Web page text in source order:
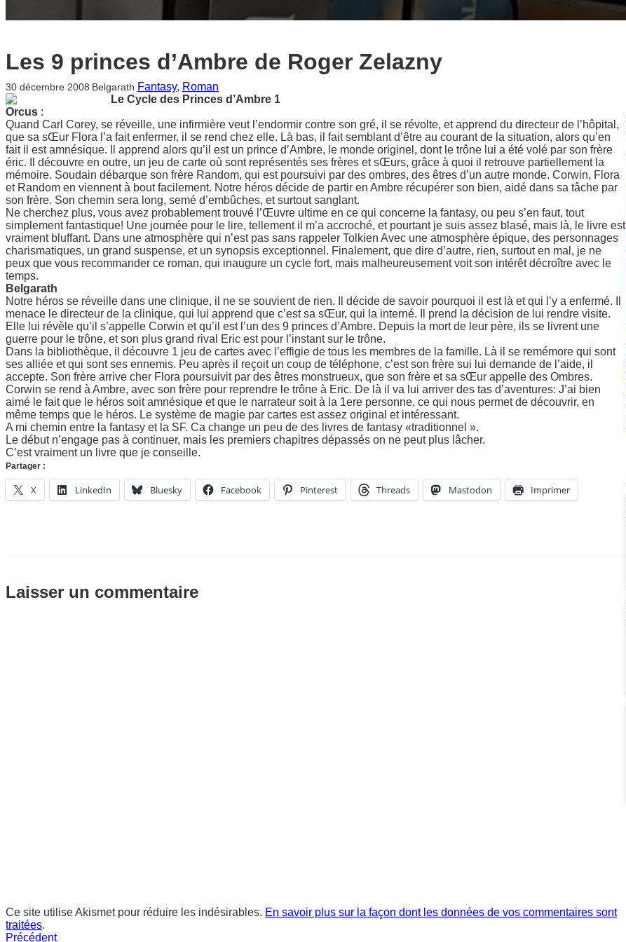
Les 9 princes d’Ambre de Roger Zelazny
30 décembre 2008 Belgarath Fantasy, Roman
Le Cycle des Princes d’Ambre 1
Orcus :
Quand Carl Corey, se réveille, une infirmière veut l’endormir contre son gré, il se révolte, et apprend du directeur de l’hôpital,
que sa sŒur Flora l’a fait enfermer, il se rend chez elle. Là bas, il fait semblant d’être au courant de la situation, alors qu’en
fait il est amnésique. Il apprend alors qu’il est un prince d’Ambre, le monde originel, dont le trône lui a été volé par son frère
éric. Il découvre en outre, un jeu de carte où sont représentés ses frères et sŒurs, grâce à quoi il retrouve partiellement la
mémoire. Soudain débarque son frère Random, qui est poursuivi par des ombres, des êtres d’un autre monde. Corwin, Flora
et Random en viennent à bout facilement. Notre héros décide de partir en Ambre récupérer son bien, aidé dans sa tâche par
son frère. Son chemin sera long, semé d’embûches, et surtout sanglant.
Ne cherchez plus, vous avez probablement trouvé l’Œuvre ultime en ce qui concerne la fantasy, ou peu s’en faut, tout
simplement fantastique! Une journée pour le lire, tellement il m’a accroché, et pourtant je suis assez blasé, mais là, le livre est
vraiment bluffant. Dans une atmosphère qui n’est pas sans rappeler Tolkien Avec une atmosphère épique, des personnages
charismatiques, un grand suspense, et un synopsis exceptionnel. Finalement, que dire d’autre, rien, surtout en mal, je ne
peux que vous recommander ce roman, qui inaugure un cycle fort, mais malheureusement voit son intérêt décroître avec le
temps.
Belgarath
Notre héros se réveille dans une clinique, il ne se souvient de rien. Il décide de savoir pourquoi il est là et qui l’y a enfermé. Il
menace le directeur de la clinique, qui lui apprend que c’est sa sŒur, qui la interné. Il prend la décision de lui rendre visite.
Elle lui révèle qu’il s’appelle Corwin et qu’il est l’un des 9 princes d’Ambre. Depuis la mort de leur père, ils se livrent une
guerre pour le trône, et son plus grand rival Eric est pour l’instant sur le trône.
Dans la bibliothèque, il découvre 1 jeu de cartes avec l’effigie de tous les membres de la famille. Là il se remémore qui sont
ses alliée et qui sont ses ennemis. Peu après il reçoit un coup de téléphone, c’est son frère sui lui demande de l’aide, il
accepte. Son frère arrive cher Flora poursuivit par des êtres monstrueux, que son frère et sa sŒur appelle des Ombres.
Corwin se rend à Ambre, avec son frère pour reprendre le trône à Eric. De là il va lui arriver des tas d’aventures: J’ai bien
aimé le fait que le héros soit amnésique et que le narrateur soit à la 1ere personne, ce qui nous permet de découvrir, en
même temps que le héros. Le système de magie par cartes est assez original et intéressant.
A mi chemin entre la fantasy et la SF. Ca change un peu de des livres de fantasy «traditionnel ».
Le début n’engage pas à continuer, mais les premiers chapitres dépassés on ne peut plus lâcher.
C’est vraiment un livre que je conseille.
Partager :
X LinkedIn Bluesky Facebook Pinterest Threads Mastodon Imprimer
Laisser un commentaire
Ce site utilise Akismet pour réduire les indésirables. En savoir plus sur la façon dont les données de vos commentaires sont
traitées.
Précédent